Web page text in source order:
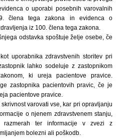
o uporabi posebnih varovalnih
člena tega zakona in evidenca o
iz 100. člena tega zakona.
odstavka spoštuje želje osebe, če
uporabnika zdravstvenih storitev pri
lahko sodeluje z zastopnikom
ki ureja pacientove pravice.
zastopnika pacientovih pravic, če je
pacientove pravice.
varovati vse, kar pri opravljanju
o njenem zdravstvenem stanju,
razmerah ter informacije v zvezi z
bolezni ali poškodb.